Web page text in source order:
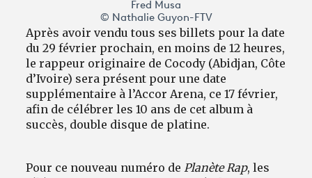
Fred Musa
© Nathalie Guyon-FTV
Après avoir vendu tous ses billets pour la date
du 29 février prochain, en moins de 12 heures,
le rappeur originaire de Cocody (Abidjan, Côte
d’Ivoire) sera présent pour une date
supplémentaire à l’Accor Arena, ce 17 février,
afin de célébrer les 10 ans de cet album à
succès, double disque de platine.
Pour ce nouveau numéro dePlanète Rap, les